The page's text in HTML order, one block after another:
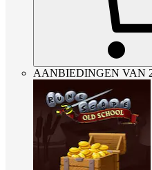
AANBIEDINGEN VAN